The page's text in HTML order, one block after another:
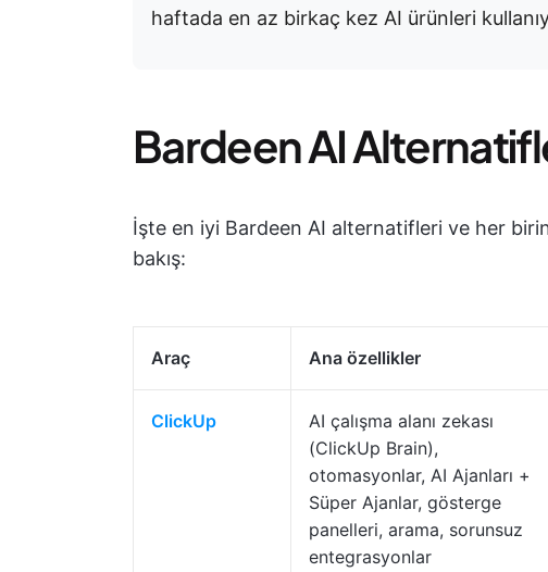
haftada en az birkaç kez AI ürünleri
Bardeen AI
İşte en iyi Bardeen AI alternatifleri ve her
bakış:
Araç Ana özellikler
ClickUp
AI çalışma alanı zekası
(ClickUp Brain),
otomasyonlar, AI Ajanları +
Süper Ajanlar, gösterge
panelleri, arama, sorunsuz
entegrasyonlar